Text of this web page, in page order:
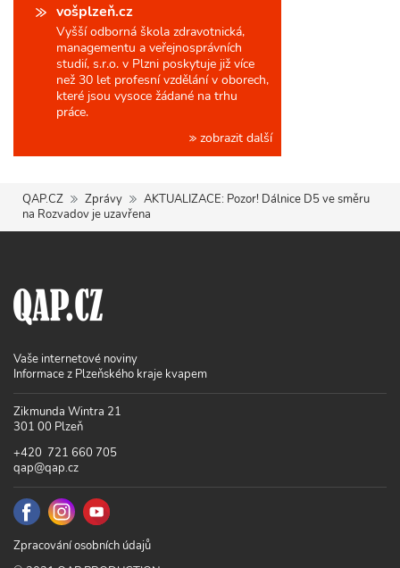
vošplzeň.cz
Vyšší odborná škola zdravotnická,
managementu a veřejnosprávních
studií, s.r.o. v Plzni poskytuje již více
než 30 let profesní vzdělání v oborech,
které jsou vysoce žádané na trhu
práce.
zobrazit další
QAP.CZ Zprávy
AKTUALIZACE: Pozor! Dálnice D5 ve směru
na Rozvadov je uzavřena
Vaše internetové noviny
Informace z Plzeňského kraje kvapem
Zikmunda Wintra 21
301 00 Plzeň
+420 721 660 705
qap@qap.cz
Zpracování osobních údajů